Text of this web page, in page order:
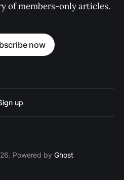
of members-only articles.
now
up
Powered by Ghost